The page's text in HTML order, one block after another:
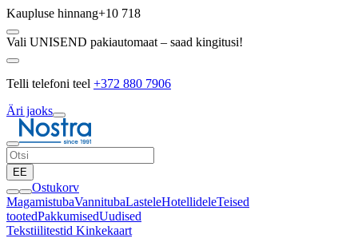
Kaupluse hinnang+10 718
Vali UNISEND pakiautomaat – saad kingitusi!
Telli telefoni teel +372 880 7906
Äri jaoks
EE
Ostukorv
MagamistubaVannitubaLasteleHotellideleTeised
tootedPakkumisedUudised
Tekstiilitestid Kinkekaart